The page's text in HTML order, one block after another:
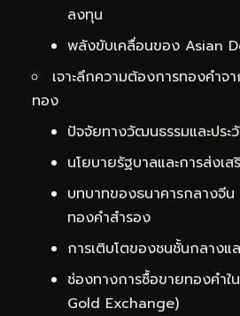
ลงทุน
พลังขับเคลื่อนของ Asian
เจาะลึกความต้องการทองคำจ
ทอง
ปัจจัยทางวัฒนธรรมและประ
นโยบายรัฐบาลและการส่งเ
บทบาทของธนาคารกลางจีน
ทองคำสำรอง
การเติบโตของชนชั้นกลางแ
ช่องทางการซื้อขายทองคำ
Gold Exchange)